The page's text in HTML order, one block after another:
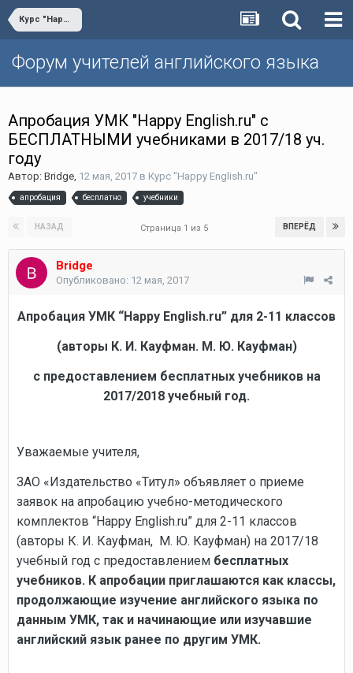
Курс "Happy English.ru"
Форум учителей английского языка
Апробация УМК "Happy English.ru" с
БЕСПЛАТНЫМИ учебниками в 2017/18 уч.
году
Автор: Bridge, 12 мая, 2017 в Курс "Happy English.ru"
апробация бесплатно учебники
НАЗАД ВПЕРЁД
Страница 1 из 5
Bridge
Опубликовано: 12 мая, 2017
Апробация УМК “Happy English.ru” для 2-11 классов
(авторы К. И. Кауфман. М. Ю. Кауфман)
с предоставлением бесплатных учебников на
2017/2018 учебный год.
Уважаемые учителя,
ЗАО «Издательство «Титул» объявляет о приеме
заявок на апробацию учебно-методического
комплектов “Happy English.ru” для 2-11 классов
(авторы К. И. Кауфман, М. Ю. Кауфман) на 2017/18
учебный год с предоставлением бесплатных
учебников. К апробации приглашаются как классы,
продолжающие изучение английского языка по
данным УМК, так и начинающие или изучавшие
английский язык ранее по другим УМК.